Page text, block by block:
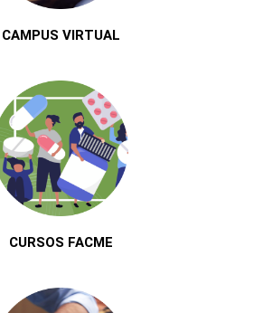
CAMPUS VIRTUAL
CURSOS FACME